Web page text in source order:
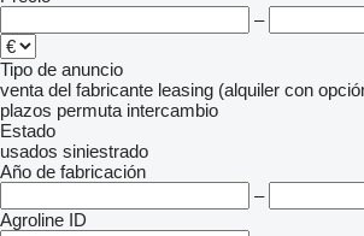
–
Tipo de anuncio
venta del fabricante leasing (alquiler con
plazos permuta intercambio
Estado
usados siniestrado
Año de fabricación
–
Agroline ID